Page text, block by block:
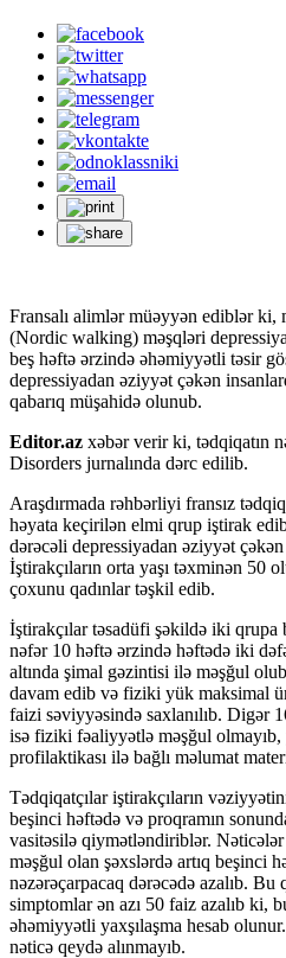
Fransalı alimlər müəyyən ediblər ki,
(Nordic walking) məşqləri
beş həftə ərzində əhəmiyyətli təsir
depressiyadan əziyyət çəkən
qabarıq müşahidə olunub.
Editor.az xəbər verir ki, tədqiqatın
Disorders jurnalında dərc edilib.
Araşdırmada rəhbərliyi fransız
həyata keçirilən elmi qrup iştirak
dərəcəli depressiyadan əziyyət
İştirakçıların orta yaşı təxminən 50
çoxunu qadınlar təşkil edib.
İştirakçılar təsadüfi şəkildə iki
nəfər 10 həftə ərzində həftədə iki
altında şimal gəzintisi ilə məşğul
davam edib və fiziki yük maksimal
faizi səviyyəsində saxlanılıb. Digər
isə fiziki fəaliyyətlə məşğul olmayıb,
profilaktikası ilə bağlı məlumat
Tədqiqatçılar iştirakçıların
beşinci həftədə və proqramın
vasitəsilə qiymətləndiriblər.
məşğul olan şəxslərdə artıq beşinci
nəzərəçarpacaq dərəcədə azalıb. Bu
simptomlar ən azı 50 faiz azalıb ki,
əhəmiyyətli yaxşılaşma hesab
nəticə qeydə alınmayıb.